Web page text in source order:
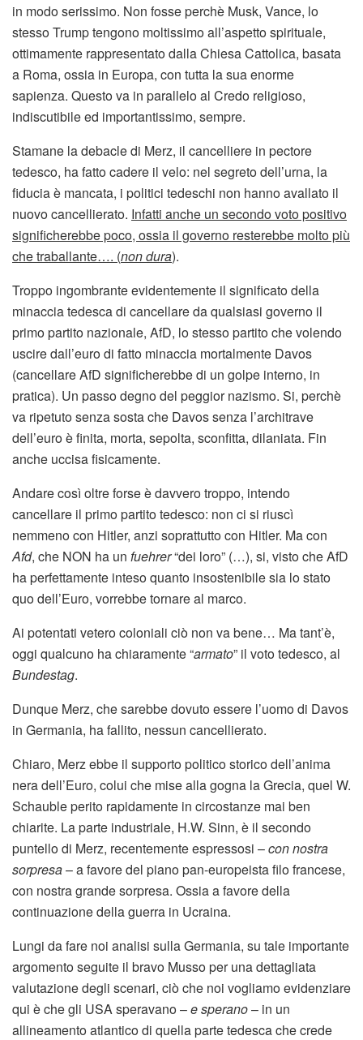
in modo serissimo. Non fosse perchè Musk, Vance, lo
stesso Trump tengono moltissimo all’aspetto spirituale,
ottimamente rappresentato dalla Chiesa Cattolica, basata
a Roma, ossia in Europa, con tutta la sua enorme
sapienza. Questo va in parallelo al Credo religioso,
indiscutibile ed importantissimo, sempre.
Stamane la debacle di Merz, il cancelliere in pectore
tedesco, ha fatto cadere il velo: nel segreto dell’urna, la
fiducia è mancata, i politici tedeschi non hanno avallato il
nuovo cancellierato. Infatti anche un secondo voto positivo
significherebbe poco, ossia il governo resterebbe molto più
che traballante…. (non dura).
Troppo ingombrante evidentemente il significato della
minaccia tedesca di cancellare da qualsiasi governo il
primo partito nazionale, AfD, lo stesso partito che volendo
uscire dall’euro di fatto minaccia mortalmente Davos
(cancellare AfD significherebbe di un golpe interno, in
pratica). Un passo degno del peggior nazismo. Si, perchè
va ripetuto senza sosta che Davos senza l’architrave
dell’euro è finita, morta, sepolta, sconfitta, dilaniata. Fin
anche uccisa fisicamente.
Andare così oltre forse è davvero troppo, intendo
cancellare il primo partito tedesco: non ci si riuscì
nemmeno con Hitler, anzi soprattutto con Hitler. Ma con
Afd, che NON ha un fuehrer“dei loro” (…), si, visto che AfD
ha perfettamente inteso quanto insostenibile sia lo stato
quo dell’Euro, vorrebbe tornare al marco.
Ai potentati vetero coloniali ciò non va bene… Ma tant’è,
oggi qualcuno ha chiaramente “armato” il voto tedesco, al
Bundestag.
Dunque Merz, che sarebbe dovuto essere l’uomo di Davos
in Germania, ha fallito, nessun cancellierato.
Chiaro, Merz ebbe il supporto politico storico dell’anima
nera dell’Euro, colui che mise alla gogna la Grecia, quel W.
Schauble perito rapidamente in circostanze mai ben
chiarite. La parte industriale, H.W. Sinn, è il secondo
puntello di Merz, recentemente espressosi –con nostra
sorpresa– a favore del piano pan-europeista filo francese,
con nostra grande sorpresa. Ossia a favore della
continuazione della guerra in Ucraina.
Lungi da fare noi analisi sulla Germania, su tale importante
argomento seguite il bravo Musso per una dettagliata
valutazione degli scenari, ciò che noi vogliamo evidenziare
qui è che gli USA speravano –e sperano– in un
allineamento atlantico di quella parte tedesca che crede